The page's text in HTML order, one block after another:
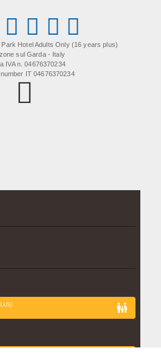
Hotel Adults Only (16 years plus)
sul Garda - Italy
IVA n. 04676370234
number IT 04676370234